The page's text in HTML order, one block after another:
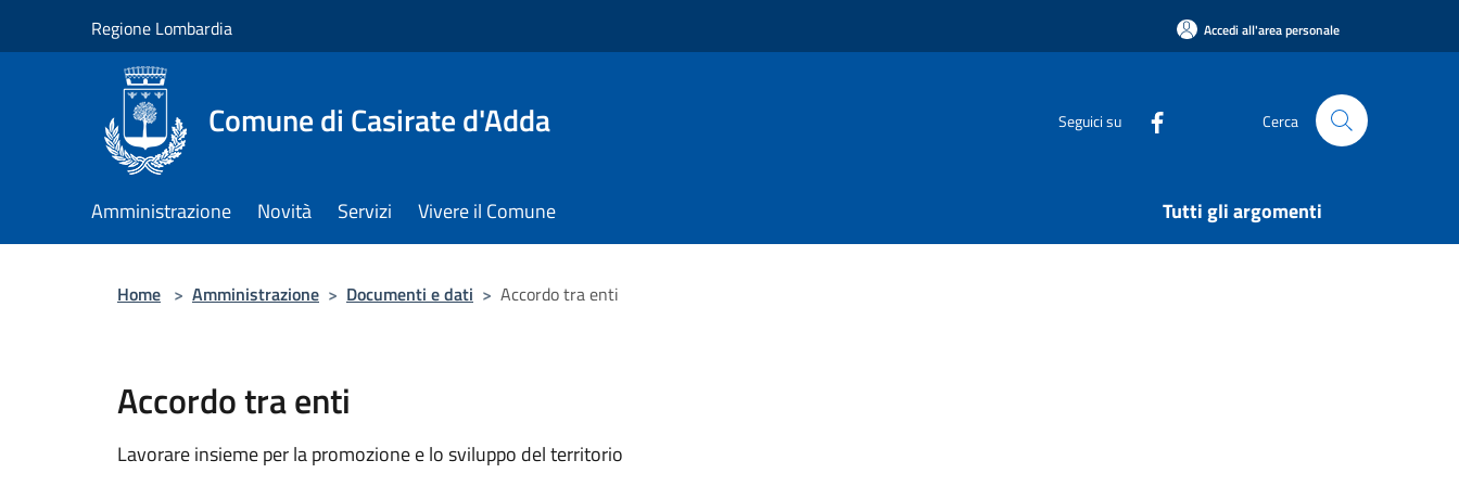
Regione Lombardia Accedi all'area personale
Comune di Casirate d'Adda Seguici su Cerca
Amministrazione Novità Servizi Vivere il Comune Tutti gli argomenti
Home > Amministrazione > Documenti e dati > Accordo tra enti
Accordo tra enti
Lavorare insieme per la promozione e lo sviluppo del territorio